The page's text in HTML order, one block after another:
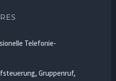
Telefonie-
Gruppenruf,